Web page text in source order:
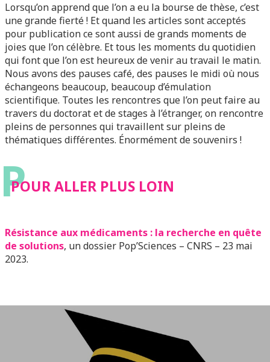
Lorsqu’on apprend que l’on a eu la bourse de thèse, c’est
une grande fierté ! Et quand les articles sont acceptés
pour publication ce sont aussi de grands moments de
joies que l’on célèbre. Et tous les moments du quotidien
qui font que l’on est heureux de venir au travail le matin.
Nous avons des pauses café, des pauses le midi où nous
échangeons beaucoup, beaucoup d’émulation
scientifique. Toutes les rencontres que l’on peut faire au
travers du doctorat et de stages à l’étranger, on rencontre
pleins de personnes qui travaillent sur pleins de
thématiques différentes. Énormément de souvenirs !
P
POUR ALLER PLUS LOIN
Résistance aux médicaments : la recherche en quête
de solutions, un dossier Pop’Sciences – CNRS – 23 mai
2023.